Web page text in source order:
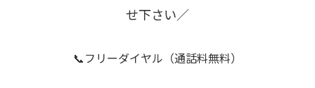
せ下さい／
📞フリーダイヤル（通話料無料）